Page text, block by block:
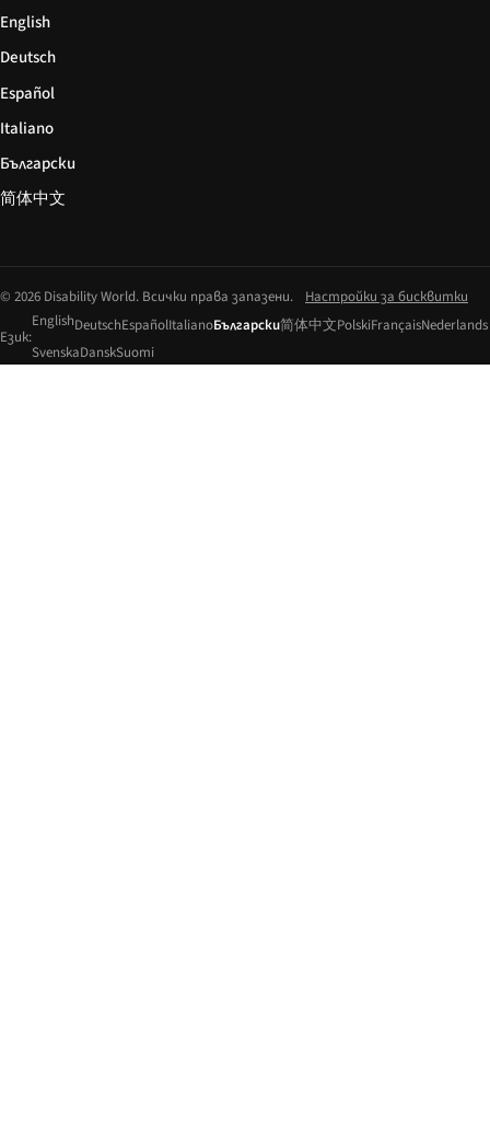
English
Deutsch
Español
Italiano
Български
简体中文
© 2026 Disability World. Всички права запазени. Настройки за бисквитки
Език:
EnglishDeutschEspañolItalianoБългарски简体中文PolskiFrançaisNederlands
SvenskaDanskSuomi